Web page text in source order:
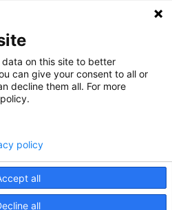
per
on this site to better
can give your consent to all or
decline them all. For more
all
all
policy